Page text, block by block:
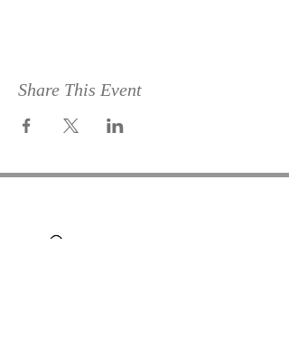
Share This Event